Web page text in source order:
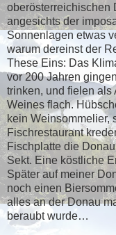
oberösterreichischen
angesichts der
Sonnenlagen etwas
warum dereinst der
These Eins: Das
vor 200 Jahren
trinken, und fielen als
Weines flach.
kein Weinsommelier,
Fischrestaurant
Fischplatte die
Sekt. Eine köstliche
Später auf meiner
noch einen
alles an der Donau
beraubt wurde…